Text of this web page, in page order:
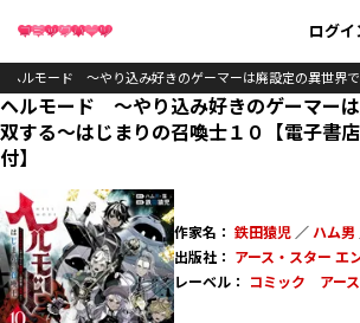
ログイ
ヘルモード ～やり込み好きのゲーマーは廃設定の異世界
ヘルモード ～やり込み好きのゲーマー
双する～はじまりの召喚士１０【電子書
付】
作家名： 鉄田猿児／ ハム男
出版社： アース・スター エ
レーベル：
コミック アー